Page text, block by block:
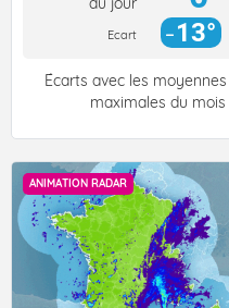
Ecart 13°
Écarts avec les
maximales du mois
ANIMATION RADAR